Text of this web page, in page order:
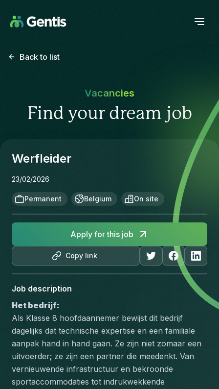
Back to list
Vacancies
Find your dream job
Werfleider
23/02/2026
Permanent Belgium On site
Copy link
Apply for this job
Job description
Het bedrijf:
Als Klasse 8 hoofdaannemer bewijst dit bedrijf
dagelijks dat technische expertise en een familiale
aanpak hand in hand gaan. Ze zijn niet zomaar een
uitvoerder; ze zijn een partner die meedenkt. Van
vernieuwende infrastructuur en bekroonde
sportaccommodaties tot indrukwekkende